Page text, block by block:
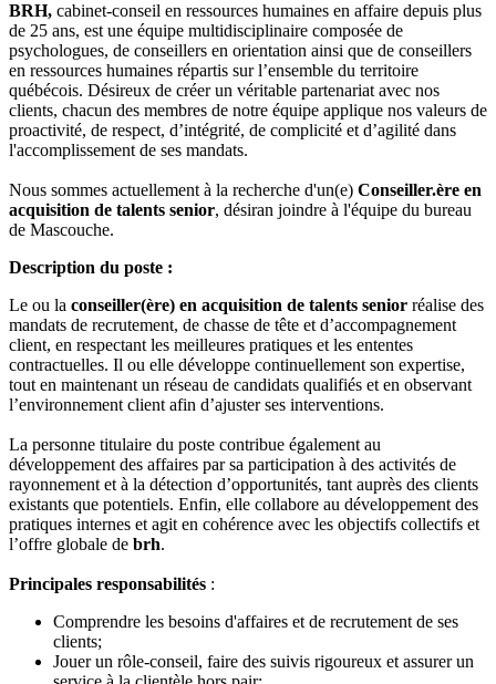
BRH, cabinet-conseil en ressources humaines en affaire depuis plus
de 25 ans, est une équipe multidisciplinaire composée de
psychologues, de conseillers en orientation ainsi que de conseillers
en ressources humaines répartis sur l’ensemble du territoire
québécois. Désireux de créer un véritable partenariat avec nos
clients, chacun des membres de notre équipe applique nos valeurs de
proactivité, de respect, d’intégrité, de complicité et d’agilité dans
l'accomplissement de ses mandats.
Nous sommes actuellement à la recherche d'un(e) Conseiller.ère en
acquisition de talents senior, désiran joindre à l'équipe du bureau
de Mascouche.
Description du poste :
Le ou la conseiller(ère) en acquisition de talents senior réalise des
mandats de recrutement, de chasse de tête et d’accompagnement
client, en respectant les meilleures pratiques et les ententes
contractuelles. Il ou elle développe continuellement son expertise,
tout en maintenant un réseau de candidats qualifiés et en observant
l’environnement client afin d’ajuster ses interventions.
La personne titulaire du poste contribue également au
développement des affaires par sa participation à des activités de
rayonnement et à la détection d’opportunités, tant auprès des clients
existants que potentiels. Enfin, elle collabore au développement des
pratiques internes et agit en cohérence avec les objectifs collectifs et
l’offre globale de brh.
Principales responsabilités :
Comprendre les besoins d'affaires et de recrutement de ses
clients;
Jouer un rôle-conseil, faire des suivis rigoureux et assurer un